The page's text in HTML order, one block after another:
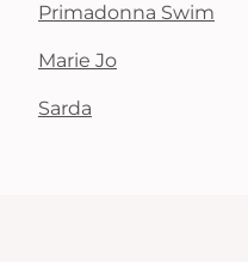
Primadonna Swim
Marie Jo
Sarda